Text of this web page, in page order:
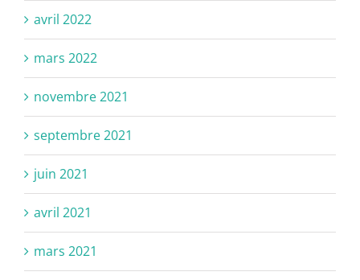
avril 2022
mars 2022
novembre 2021
septembre 2021
juin 2021
avril 2021
mars 2021